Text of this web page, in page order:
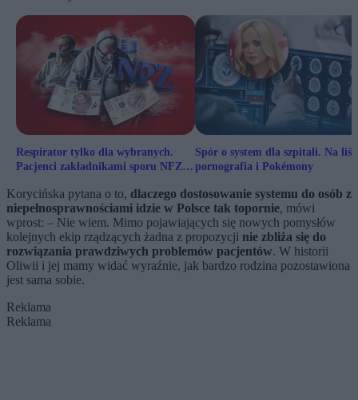
Respirator tylko dla wybranych.
Pacjenci zakładnikami sporu NFZ i
Spór o system dla szpitali. Na
pornografia i Pokémony
Korycińska pytana o to, dlaczego dostosowanie systemu do osób z
niepełnosprawnościami idzie w Polsce tak topornie, mówi
wprost: – Nie wiem. Mimo pojawiających się nowych pomysłów
kolejnych ekip rządzących żadna z propozycji nie zbliża się do
rozwiązania prawdziwych problemów pacjentów. W historii
Oliwii i jej mamy widać wyraźnie, jak bardzo rodzina pozostawiona
jest sama sobie.
Reklama
Reklama